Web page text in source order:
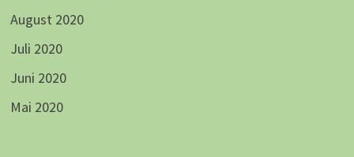
August 2020
Juli 2020
Juni 2020
Mai 2020